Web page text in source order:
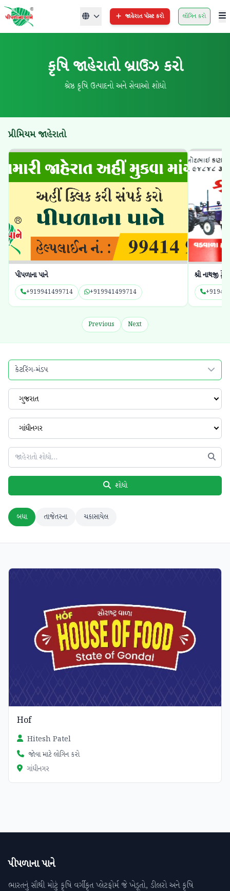
જાહેરાત પોસ્ટ કરો લૉગિન કરો
કૃષિ જાહેરાતો બ્રાઉઝ કરો
શ્રેષ્ઠ કૃષિ ઉત્પાદનો અને સેવાઓ શોધો
પ્રીમિયમ જાહેરાતો
પીપળાના પાને
+919941499714 +919941499714
શ્રી નાથજી
Previous Next
કેટરિંગ-મંડપ
ગુજરાત
ગાંધીનગર
શોધો
બધા તાજેતરના ચકાસાયેલ
Hof
Hitesh Patel
જોવા માટે લોગિન કરો
ગાંધીનગર
પીપળાના પાને
ભારતનું સૌથી મોટું કૃષિ વર્ગીકૃત પ્લેટફોર્મ જે ખેડૂતો, ડીલરો અને કૃષિ